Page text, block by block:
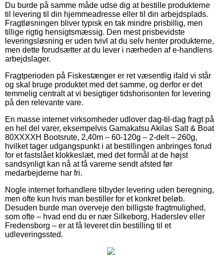
Du burde på samme måde udse dig at bestille produkterne
til levering til din hjemmeadresse eller til din arbejdsplads.
Fragtløsningen bliver typisk en tak mindre prisbillig, men
tillige rigtig hensigtsmæssig. Den mest prisbevidste
leveringsløsning er uden tvivl at du selv henter produkterne,
men dette forudsætter at du lever i nærheden af e-handlens
arbejdslager.
Fragtperioden på Fiskestænger er ret væsentlig ifald vi står
og skal bruge produktet med det samme, og derfor er det
temmelig centralt at vi besigtiger tidshorisonten for levering
på den relevante vare.
En masse internet virksomheder udlover dag-til-dag fragt på
en hel del varer, eksempelvis Gamakatsu Akilas Salt & Boat
80XXXXH Bootsrute, 2,40m – 60-120g – 2-delt – 260g,
hvilket tager udgangspunkt i at bestillingen anbringes forud
for et fastslået klokkeslæt, med det formål at de højst
sandsynligt kan nå at få varerne sendt afsted før
medarbejderne har fri.
Nogle internet forhandlere tilbyder levering uden beregning,
men ofte kun hvis man bestiller for et konkret beløb.
Desuden burde man overveje den billigste fragtmulighed,
som ofte – hvad end du er nær Silkeborg, Haderslev eller
Fredensborg – er at få leveret din bestilling til et
udleveringssted.